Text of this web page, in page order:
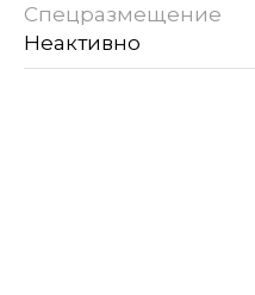
Спецразмещение
Неактивно